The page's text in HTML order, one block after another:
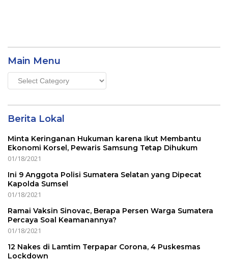
Main Menu
Main
Menu
Berita Lokal
Minta Keringanan Hukuman karena Ikut Membantu
Ekonomi Korsel, Pewaris Samsung Tetap Dihukum
01/18/2021
Ini 9 Anggota Polisi Sumatera Selatan yang Dipecat
Kapolda Sumsel
01/18/2021
Ramai Vaksin Sinovac, Berapa Persen Warga Sumatera
Percaya Soal Keamanannya?
01/18/2021
12 Nakes di Lamtim Terpapar Corona, 4 Puskesmas
Lockdown